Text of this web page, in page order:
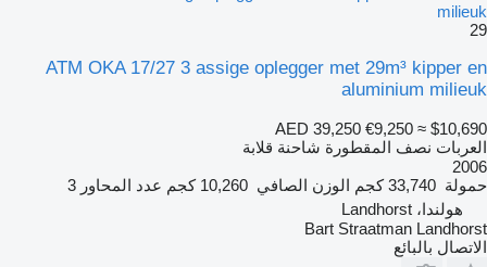
milieuk
29
ATM OKA 17/27 3 assige oplegger met 29m³ kipper en
aluminium milieuk
AED 39,250 €9,250 ≈ $10,690
العربات نصف المقطورة شاحنة قلابة
2006
حمولة 33,740 كجم الوزن الصافي 10,260 كجم عدد المحاور 3
هولندا، Landhorst
Bart Straatman Landhorst
الاتصال بالبائع